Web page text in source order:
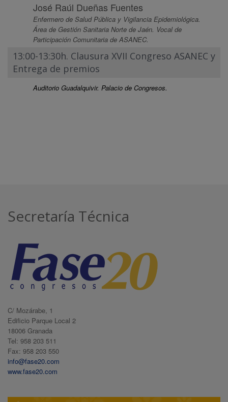
José Raúl Dueñas Fuentes
Enfermero de Salud Pública y Vigilancia Epidemiológica.
Área de Gestión Sanitaria Norte de Jaén. Vocal de
Participación Comunitaria de ASANEC.
13:00-13:30h. Clausura XVII Congreso ASANEC y
Entrega de premios
Auditorio Guadalquivir. Palacio de Congresos.
Secretaría Técnica
C/ Mozárabe, 1
Edificio Parque Local 2
18006 Granada
Tel: 958 203 511
Fax: 958 203 550
info@fase20.com
www.fase20.com